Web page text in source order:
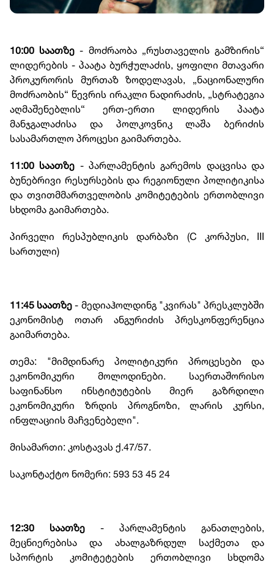
10:00 საათზე - მოძრაობა „რუსთაველის გამზირის“
ლიდერების - პაატა ბურჭულაძის, ყოფილი მთავარი
პროკურორის მურთაზ ზოდელავას, „ნაციონალური
მოძრაობის“ წევრის ირაკლი ნადირაძის, „სტრატეგია
აღმაშენებლის“ ერთ-ერთი ლიდერის პაატა
მანჯგალაძისა და პოლკოვნიკ ლაშა ბერიძის
სასამართლო პროცესი გაიმართება.
11:00 საათზე - პარლამენტის გარემოს დაცვისა და
ბუნებრივი რესურსების და რეგიონული პოლიტიკისა
და თვითმმართველობის კომიტეტების ერთობლივი
სხდომა გაიმართება.
პირველი რესპუბლიკის დარბაზი (C კორპუსი, III
სართული)
11:45 საათზე - მედიაჰოლდინგ "კვირას" პრესკლუბში
ეკონომისტ ოთარ ანგურიძის პრესკონფერენცია
გაიმართება.
თემა: "მიმდინარე პოლიტიკური პროცესები და
ეკონომიკური მოლოდინები. საერთაშორისო
საფინანსო ინსტიტუტების მიერ გაზრდილი
ეკონომიკური ზრდის პროგნოზი, ლარის კურსი,
ინფლაციის მაჩვენებელი".
მისამართი: კოსტავას ქ.47/57.
საკონტაქტო ნომერი: 593 53 45 24
12:30 საათზე - პარლამენტის განათლების,
მეცნიერებისა და ახალგაზრდულ საქმეთა და
სპორტის კომიტეტების ერთობლივი სხდომა